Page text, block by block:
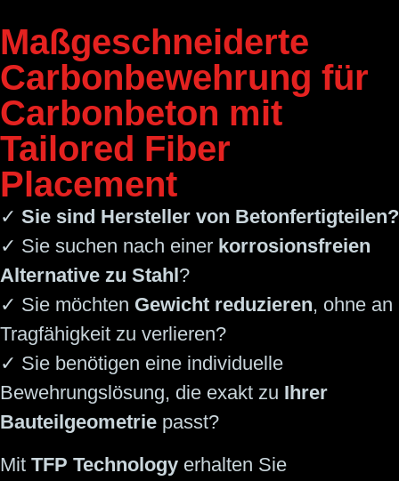
Maßgeschnei­derte
Carbon­bewehrung für
Carbonbeton mit
Tailored Fiber
Placement
✓ Sie sind Hersteller von Betonfertigteilen?
✓ Sie suchen nach einer korrosionsfreien
Alternative zu Stahl ?
✓ Sie möchten Gewicht reduzieren, ohne an
Tragfähigkeit zu verlieren?
✓ Sie benötigen eine individuelle
Bewehrungslösung, die exakt zu Ihrer
Bauteilgeometrie passt?
Mit TFP Technology erhalten Sie